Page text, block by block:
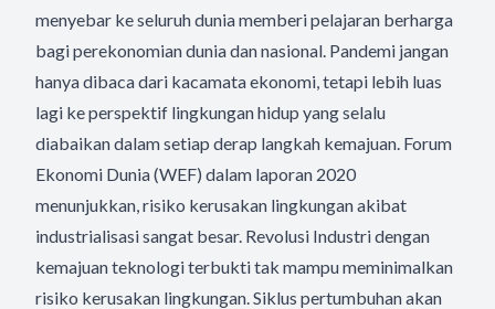
menyebar ke seluruh dunia memberi pelajaran berharga
bagi perekonomian dunia dan nasional. Pandemi jangan
hanya dibaca dari kacamata ekonomi, tetapi lebih luas
lagi ke perspektif lingkungan hidup yang selalu
diabaikan dalam setiap derap langkah kemajuan. Forum
Ekonomi Dunia (WEF) dalam laporan 2020
menunjukkan, risiko kerusakan lingkungan akibat
industrialisasi sangat besar. Revolusi Industri dengan
kemajuan teknologi terbukti tak mampu meminimalkan
risiko kerusakan lingkungan. Siklus pertumbuhan akan